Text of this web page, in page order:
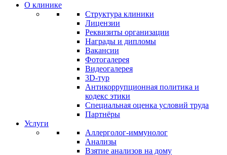
О клинике
Структура клиники
Лицензии
Реквизиты организации
Награды и дипломы
Вакансии
Фотогалерея
Видеогалерея
3D-тур
Антикоррупционная политика и
кодекс этики
Специальная оценка условий труда
Партнёры
Услуги
Аллерголог-иммунолог
Анализы
Взятие анализов на дому